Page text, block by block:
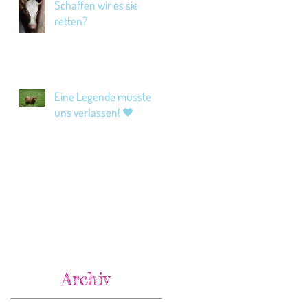
Schaffen wir es sie
retten?
Eine Legende musste
uns verlassen! 🖤
Archiv